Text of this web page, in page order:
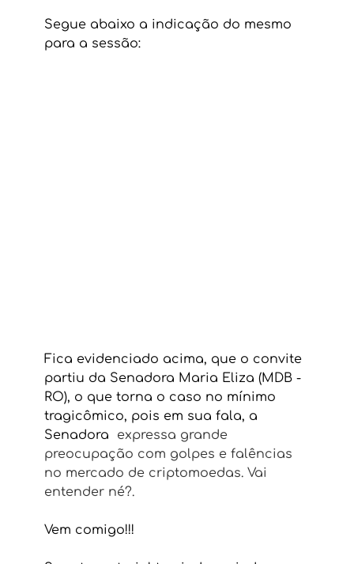
Segue abaixo a indicação do mesmo
para a sessão:
Fica evidenciado acima, que o convite
partiu da Senadora Maria Eliza (MDB -
RO), o que torna o caso no mínimo
tragicômico, pois em sua fala, a
Senadora
expressa grande
preocupação com golpes e falências
no mercado de criptomoedas. Vai
entender né?.
Vem comigo!!!